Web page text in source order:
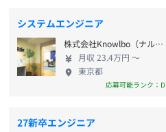
システムエンジニア
株式会社Knowlbo（ナルボ）
月収 23.4万円 〜
東京都
応募可能ランク：D
27新卒エンジニア